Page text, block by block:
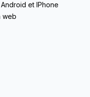
et IPhone
web